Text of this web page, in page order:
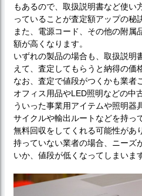
もあるので、取扱説明書など使い
っていることが査定額アップの秘
また、電源コード、その他の附属
額が高くなります。
いずれの製品の場合も、取扱説明
えて、査定してもらうと納得の価
なお、査定で値段がつくかも業者
オフィス用品やLED照明などの中
ういった事業用アイテムや照明器
サイクルや輸出ルートなどを持っ
無料回収をしてくれる可能性があ
持っていない業者の場合、ニーズ
いか、値段が低くなってしまいま